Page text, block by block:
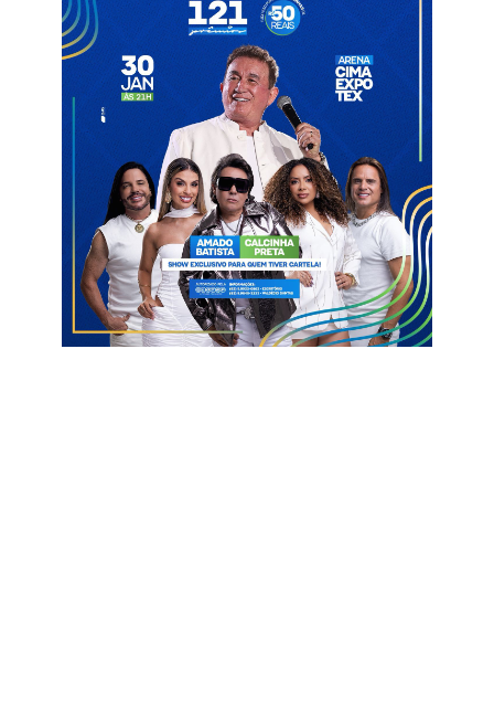
Pedras da estrutura foram numeradas para preservar ao
máximo as características originais do monumento durante a
futura obra.
Informações com Blog do BG
Arco no Lima Demolido [ Patu